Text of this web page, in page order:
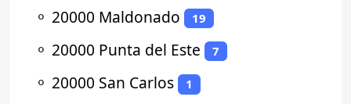
⚬ 20000 Maldonado 19
⚬ 20000 Punta del Este 7
⚬ 20000 San Carlos 1